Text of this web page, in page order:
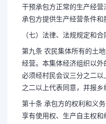
干预承包方正常的生产经
承包方提供生产经营条件和
（七）法律、法规规定和
第九条 农民集体所有的土
经营。本集体经济组织以外
必须经村民会议三分之二
之二以上代表同意，并报乡
第十条 承包方的权利和义
享有使用权、生产自主权和